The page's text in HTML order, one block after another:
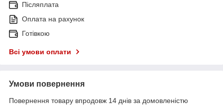
Післяплата
Оплата на рахунок
Готівкою
Всі умови оплати
Умови повернення
Повернення товару впродовж 14 днів за домовленістю